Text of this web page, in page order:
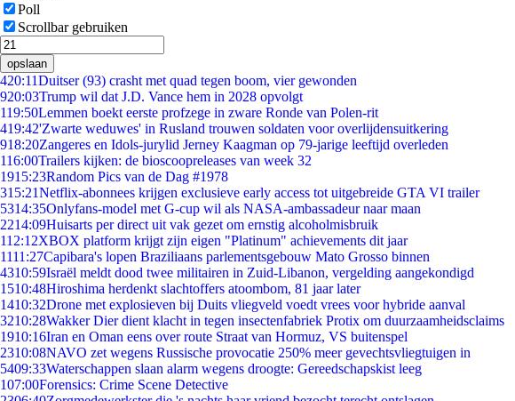
Poll
Scrollbar gebruiken
opslaan
420:11Duitser (93) crasht met quad tegen boom, vier gewonden
920:03Trump wil dat J.D. Vance hem in 2028 opvolgt
119:50Lemmen boekt eerste profzege in zware Ronde van Polen-rit
419:42'Zwarte weduwes' in Rusland trouwen soldaten voor overlijdensuitkering
918:20Zangeres en Idols-jurylid Jerney Kaagman op 79-jarige leeftijd overleden
116:00Trailers kijken: de bioscoopreleases van week 32
1915:23Random Pics van de Dag #1978
315:21Netflix-abonnees krijgen exclusieve early access tot uitgebreide GTA VI trailer
5314:35Onlyfans-model met G-cup wil als NASA-ambassadeur naar maan
2214:09Huisarts per direct uit vak gezet om ernstig alcoholmisbruik
112:12XBOX platform krijgt zijn eigen "Platinum" achievements dit jaar
1111:27Capibara's lopen Braziliaans parlementsgebouw Mato Grosso binnen
4310:59Israël meldt dood twee militairen in Zuid-Libanon, vergelding aangekondigd
1510:48Hiroshima herdenkt slachtoffers atoombom, 81 jaar later
1410:32Drone met explosieven bij Duits vliegveld voedt vrees voor hybride aanval
3210:28Wakker Dier dient klacht in tegen insectenfabriek Protix om duurzaamheidsclaims
1910:16Iran en Oman eens over route Straat van Hormuz, VS buitenspel
2310:08NAVO zet wegens Russische provocatie 250% meer gevechtsvliegtuigen in
5409:33Waterschappen slaan alarm wegens droogte: Gereedschapskist leeg
107:00Forensics: Crime Scene Detective